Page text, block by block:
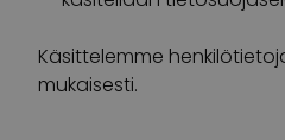
Käsittelemme
mukaisesti.